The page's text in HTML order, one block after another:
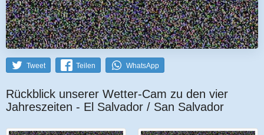
Tweet Teilen WhatsApp
Rückblick unserer Wetter-Cam zu den vier
Jahreszeiten - El Salvador / San Salvador